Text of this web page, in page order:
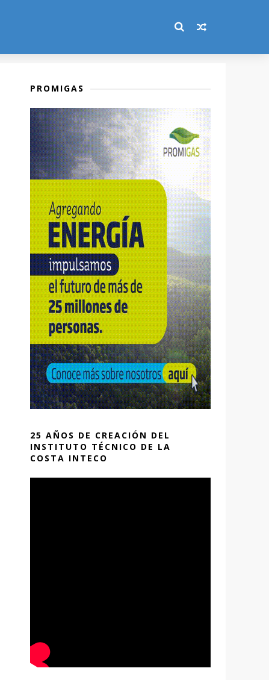
PROMIGAS
25 AÑOS DE CREACIÓN DEL
INSTITUTO TÉCNICO DE LA
COSTA INTECO